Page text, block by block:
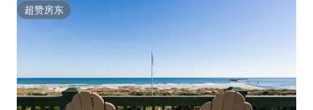
超赞房东
超赞房东